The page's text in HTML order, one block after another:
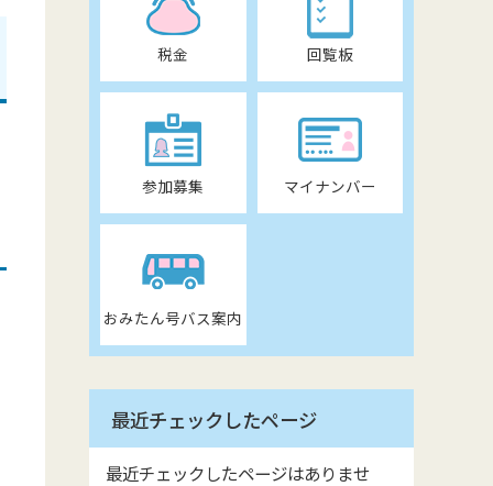
税金 回覧板
参加募集 マイナンバー
おみたん号バス案内
最近チェックしたページ
最近チェックしたページはありませ